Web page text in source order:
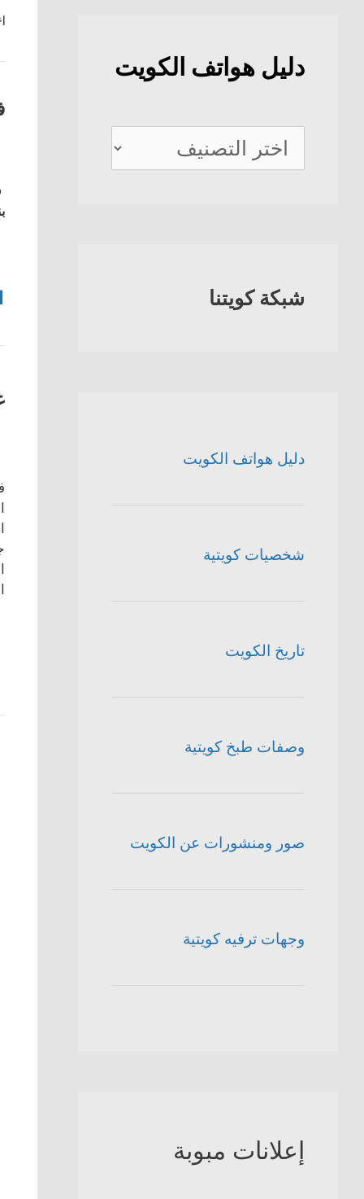
دليل هواتف الكويت
دليل
هواتف
شبكة كويتنا
دليل هواتف الكويت
شخصيات كويتية
تاريخ الكويت
وصفات طبخ كويتية
صور ومنشورات عن الكويت
وجهات ترفيه كويتية
إعلانات مبوبة